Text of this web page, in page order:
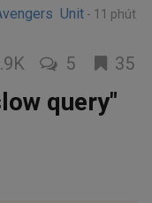
Unit
11 phút
5 35
query"